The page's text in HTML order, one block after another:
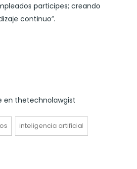
participes; creando
continuo”.
en thetechnolawgist
inteligencia artificial